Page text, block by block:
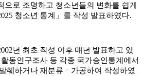
으로 조명하고 청소년들의 변화를 쉽게
청소년 통계」를 작성 발표하였다.
년 최초 작성 이후 매년 발표하고 있
동인구조사 등 각종 국가승인통계에서
췌하거나 재분류ㆍ가공하여 작성하였